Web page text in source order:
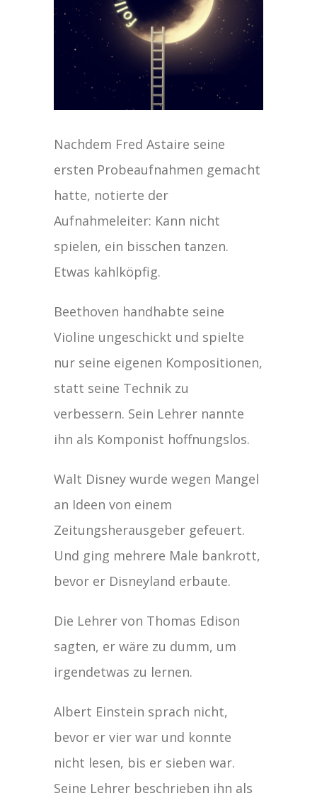
Nachdem Fred Astaire seine
ersten Probeaufnahmen gemacht
hatte, notierte der
Aufnahmeleiter: Kann nicht
spielen, ein bisschen tanzen.
Etwas kahlköpfig.
Beethoven handhabte seine
Violine ungeschickt und spielte
nur seine eigenen Kompositionen,
statt seine Technik zu
verbessern. Sein Lehrer nannte
ihn als Komponist hoffnungslos.
Walt Disney wurde wegen Mangel
an Ideen von einem
Zeitungsherausgeber gefeuert.
Und ging mehrere Male bankrott,
bevor er Disneyland erbaute.
Die Lehrer von Thomas Edison
sagten, er wäre zu dumm, um
irgendetwas zu lernen.
Albert Einstein sprach nicht,
bevor er vier war und konnte
nicht lesen, bis er sieben war.
Seine Lehrer beschrieben ihn als